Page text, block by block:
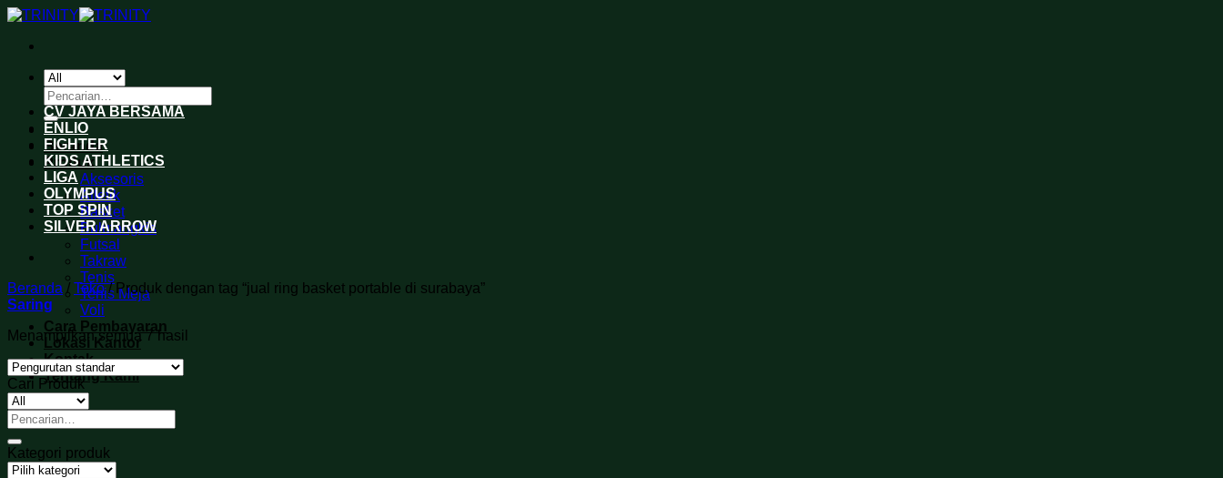
Skip
content
Pencarian
untuk:
Beranda
Produk
Aksesoris
Atletik
Basket
Bulutangkis
Futsal
Takraw
Tenis
Tenis Meja
Voli
Cara Pembayaran
Lokasi Kantor
Kontak
Tentang Kami
CV JAYA BERSAMA
ENLIO
FIGHTER
KIDS ATHLETICS
LIGA
OLYMPUS
TOP SPIN
SILVER ARROW
Beranda / Toko /Produk dengan tag “jual ring basket portable di surabaya”
Saring
Menampilkan semua 7 hasil
Cari Produk
Pencarian
untuk:
Kategori produk